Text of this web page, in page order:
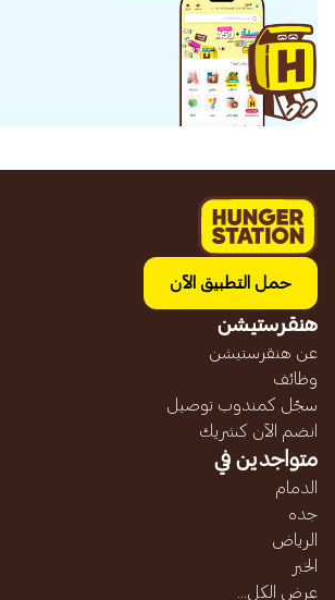
حمل التطبيق الآن
هنقرستيشن
عن هنقرستيشن
وظائف
سجّل كمندوب توصيل
انضم الآن كشريك
متواجدين في
الدمام
جده
الرياض
الخبر
عرض الكل...